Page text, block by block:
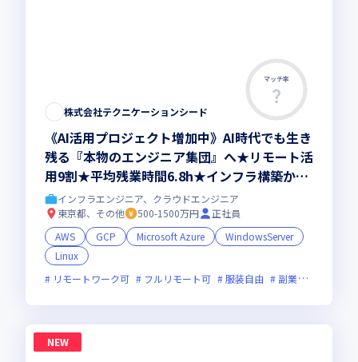
マッチ率
株式会社テクニケーションシード
《AI活用プロジェクト増加中》AI時代でも生き
残る『本物のエンジニア集団』へ★リモート活
用9割★平均残業時間6.8h★インフラ構築から
コンサル領域まで、一気通貫でキャリアを作り
たいあなたにオススメの環境です！
インフラエンジニア、クラウドエンジニア
東京都、その他
500-1500万円
正社員
AWS
GCP Microsoft Azure
WindowsServer
Linux
リモートワーク可
フルリモート可 服装自由 副業可
NEW